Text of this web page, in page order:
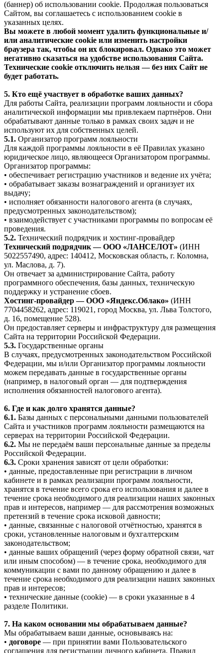
(баннер) об использовании cookie. Продолжая пользоваться
Сайтом, вы соглашаетесь с использованием cookie в
указанных целях.
Вы можете в любой момент удалить функциональные и/
или аналитические cookie или изменить настройки
браузера так, чтобы он их блокировал. Однако это может
негативно сказаться на удобстве использования Сайта.
Технические cookie отключить нельзя — без них Сайт не
будет работать.
5. Кто ещё участвует в обработке ваших данных?
Для работы Сайта, реализации программ лояльности и сбора
аналитической информации мы привлекаем партнёров. Они
обрабатывают данные только в рамках своих задач и не
используют их для собственных целей.
5.1. Организатор программ лояльности
Для каждой программы лояльности в её Правилах указано
юридическое лицо, являющееся Организатором программы.
Организатор программы:
• обеспечивает регистрацию участников и ведение их учёта;
• обрабатывает заказы вознаграждений и организует их
выдачу;
• исполняет обязанности налогового агента (в случаях,
предусмотренных законодательством);
• взаимодействует с участниками программы по вопросам её
проведения.
5.2. Технический подрядчик и хостинг-провайдер
Технический подрядчик — ООО «ЛАНСЕЛОТ» (ИНН
5022557490, адрес: 140412, Московская область, г. Коломна,
ул. Маслова, д. 7).
Он отвечает за администрирование Сайта, работу
программного обеспечения, базы данных, техническую
поддержку и устранение сбоев.
Хостинг-провайдер — ООО «Яндекс.Облако» (ИНН
7704458262, адрес: 119021, город Москва, ул. Льва Толстого,
д. 16, помещение 528).
Он предоставляет серверы и инфраструктуру для размещения
Сайта на территории Российской Федерации.
5.3. Государственные органы
В случаях, предусмотренных законодательством Российской
Федерации, мы и/или Организатор программы лояльности
можем передавать данные в государственные органы
(например, в налоговый орган — для подтверждения
исполнения обязанностей налогового агента).
6. Где и как долго хранятся данные?
6.1. Базы данных с персональными данными пользователей
Сайта и участников программ лояльности размещаются на
серверах на территории Российской Федерации.
6.2. Мы не передаём ваши персональные данные за пределы
Российской Федерации.
6.3. Сроки хранения зависят от цели обработки:
• данные, предоставленные при регистрации в личном
кабинете и в рамках реализации программ лояльности,
хранятся в течение всего срока его использования и далее в
течение срока необходимого для реализации наших законных
прав и интересов, например — для рассмотрения возможных
претензий в течение срока исковой давности;
• данные, связанные с налоговой отчётностью, хранятся в
сроки, установленные налоговым и бухгалтерским
законодательством;
• данные ваших обращений (через форму обратной связи, чат
или иным способом) — в течение срока, необходимого для
коммуникации с вами по данному обращению и далее в
течение срока необходимого для реализации наших законных
прав и интересов;
• технические данные (cookie) — в сроки указанные в 4
разделе Политики.
7. На каком основании мы обрабатываем данные?
Мы обрабатываем ваши данные, основываясь на:
• договоре — при принятии вами Пользовательского
соглашения для регистрации личного кабинета, Правил